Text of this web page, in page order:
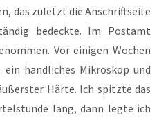
das zuletzt die Anschrift­sei­te
bedeck­te. Im Post­amt
Vor eini­gen Wochen
hand­li­ches Mikro­skop und
Här­te. Ich spitz­te das
lang, dann leg­te ich